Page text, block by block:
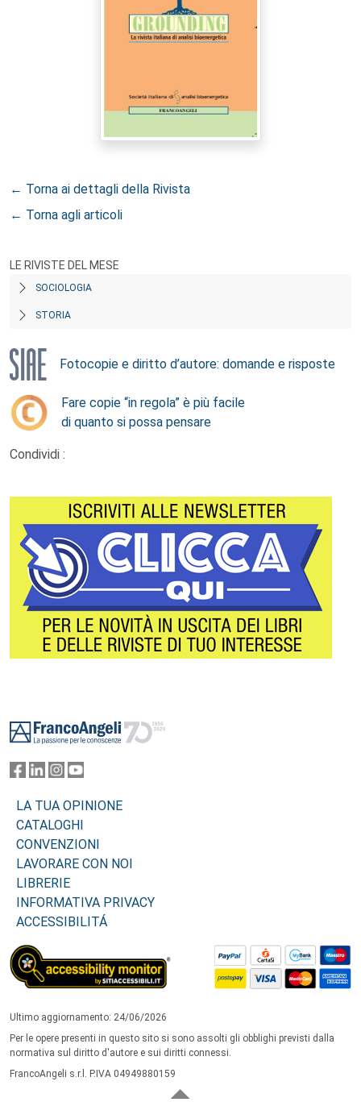
← Torna ai dettagli della Rivista
← Torna agli articoli
LE RIVISTE DEL MESE
SOCIOLOGIA
STORIA
Fotocopie e diritto d’autore: domande e risposte
Fare copie “in regola” è più facile
di quanto si possa pensare
Condividi :
LA TUA OPINIONE
CATALOGHI
CONVENZIONI
LAVORARE CON NOI
LIBRERIE
INFORMATIVA PRIVACY
ACCESSIBILITÁ
Ultimo aggiornamento: 24/06/2026
Per le opere presenti in questo sito si sono assolti gli obblighi previsti dalla
normativa sul diritto d'autore e sui diritti connessi.
FrancoAngeli s.r.l. P.IVA 04949880159